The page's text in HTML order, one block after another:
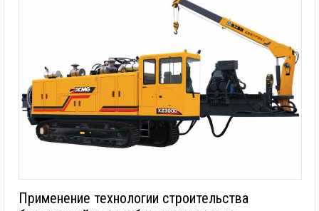
Применение технологии строительства